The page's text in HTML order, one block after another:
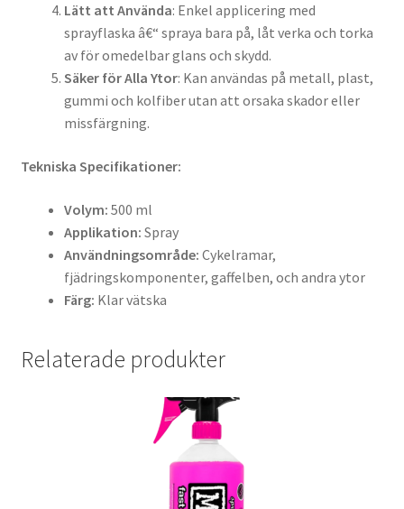
Lätt att Använda: Enkel applicering med
sprayflaska â€“ spraya bara på, låt verka och torka
av för omedelbar glans och skydd.
Säker för Alla Ytor: Kan användas på metall, plast,
gummi och kolfiber utan att orsaka skador eller
missfärgning.
Tekniska Specifikationer:
Volym: 500 ml
Applikation: Spray
Användningsområde: Cykelramar,
fjädringskomponenter, gaffelben, och andra ytor
Färg: Klar vätska
Relaterade produkter